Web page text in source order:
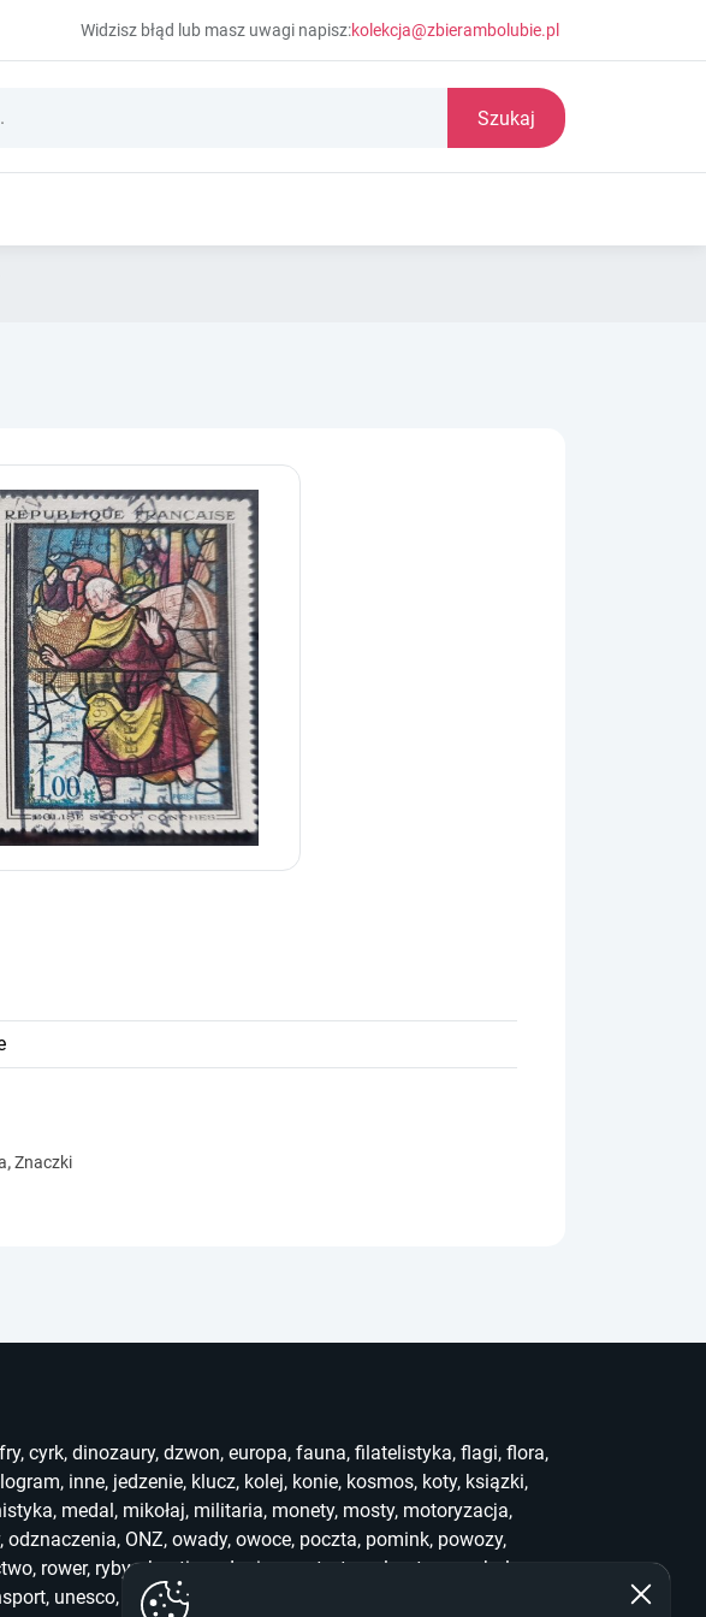
Widzisz błąd lub masz uwagi napisz:kolekcja@zbierambolubie.pl
Szukaj
,Znaczki
, cyrk, dinozaury, dzwon, europa, fauna, filatelistyka, flagi, flora,
, inne, jedzenie, klucz, kolej, konie, kosmos, koty, ksiązki,
, medal, mikołaj, militaria, monety, mosty, motoryzacja,
, odznaczenia, ONZ, owady, owoce, poczta, pomink, powozy,
, rower, ryby,skauting słonie sport stemple stra symbole
, unesco, unicef,who